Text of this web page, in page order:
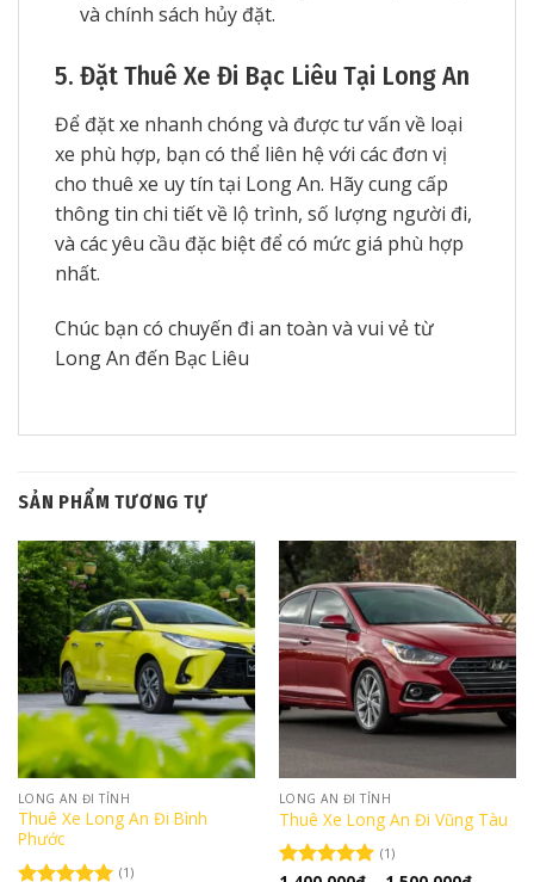
và chính sách hủy đặt.
5. Đặt Thuê Xe Đi Bạc Liêu Tại Long An
Để đặt xe nhanh chóng và được tư vấn về loại
xe phù hợp, bạn có thể liên hệ với các đơn vị
cho thuê xe uy tín tại Long An. Hãy cung cấp
thông tin chi tiết về lộ trình, số lượng người đi,
và các yêu cầu đặc biệt để có mức giá phù hợp
nhất.
Chúc bạn có chuyến đi an toàn và vui vẻ từ
Long An đến Bạc Liêu
SẢN PHẨM TƯƠNG TỰ
LONG AN ĐI TỈNH
Thuê Xe Long An Đi Bình
Phước
(1)
LONG AN ĐI TỈNH
Thuê Xe Long An Đi Vũng Tàu
(1)